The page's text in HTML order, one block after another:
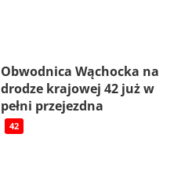
Obwodnica Wąchocka na
drodze krajowej 42 już w
pełni przejezdna
42